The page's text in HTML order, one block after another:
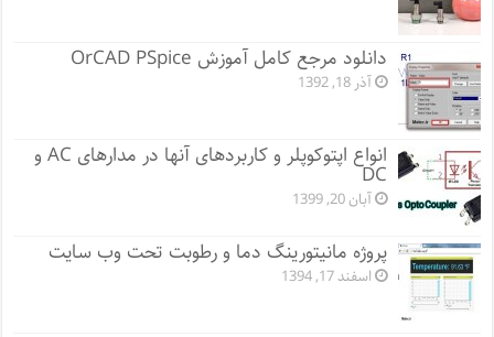
دانلود مرجع کامل آموزش OrCAD PSpice
آذر 18, 1392
انواع اپتوکوپلر و کاربردهای آنها در مدارهای AC و
DC
آبان 20, 1399
پروژه مانيتورينگ دما و رطوبت تحت وب سایت
اسفند 17, 1394